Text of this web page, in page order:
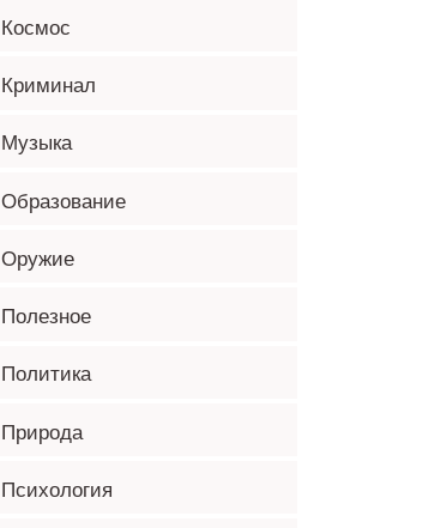
Космос
Криминал
Музыка
Образование
Оружие
Полезное
Политика
Природа
Психология